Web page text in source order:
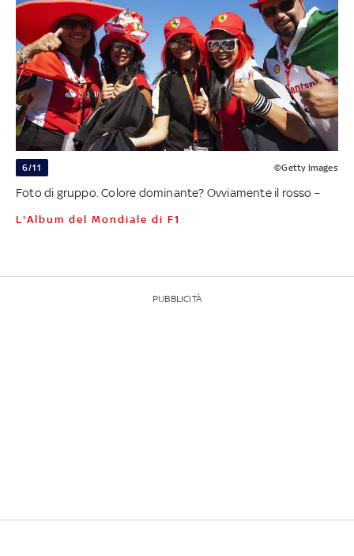
6/11 ©Getty Images
Foto di gruppo. Colore dominante? Ovviamente il rosso –
L'Album del Mondiale di F1
PUBBLICITÀ